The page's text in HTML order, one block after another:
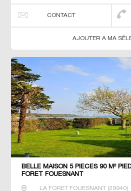
CONTACT
AJOUTER A MA
BELLE MAISON 5 PIECES 90 M²
FORET FOUESNANT
LA FORET FOUESNANT(29940)